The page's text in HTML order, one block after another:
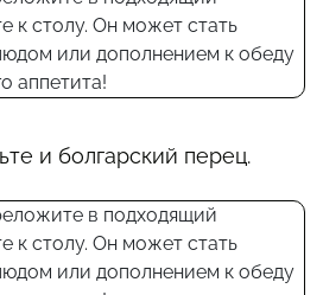
и болгарский перец.